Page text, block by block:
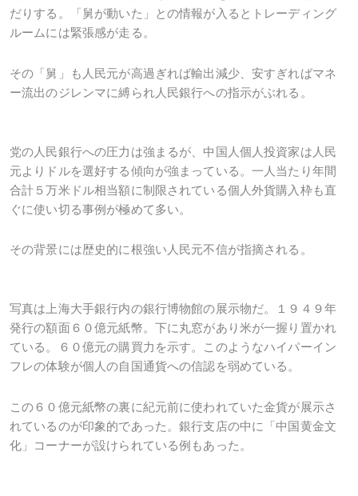
だりする。「舅が動いた」との情報が入るとトレーディング
ルームには緊張感が走る。
その「舅」も人民元が高過ぎれば輸出減少、安すぎればマネ
ー流出のジレンマに縛られ人民銀行への指示がぶれる。
党の人民銀行への圧力は強まるが、中国人個人投資家は人民
元よりドルを選好する傾向が強まっている。一人当たり年間
合計５万米ドル相当額に制限されている個人外貨購入枠も直
ぐに使い切る事例が極めて多い。
その背景には歴史的に根強い人民元不信が指摘される。
写真は上海大手銀行内の銀行博物館の展示物だ。１９４９年
発行の額面６０億元紙幣。下に丸窓があり米が一握り置かれ
ている。６０億元の購買力を示す。このようなハイパーイン
フレの体験が個人の自国通貨への信認を弱めている。
この６０億元紙幣の裏に紀元前に使われていた金貨が展示さ
れているのが印象的であった。銀行支店の中に「中国黄金文
化」コーナーが設けられている例もあった。